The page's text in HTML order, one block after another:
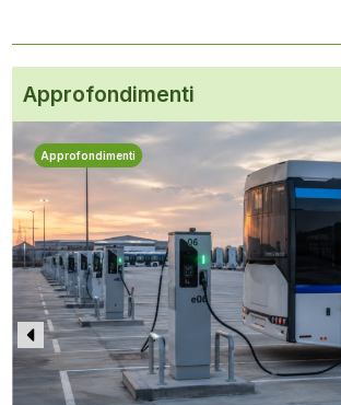
Approfondimenti
Approfondimenti